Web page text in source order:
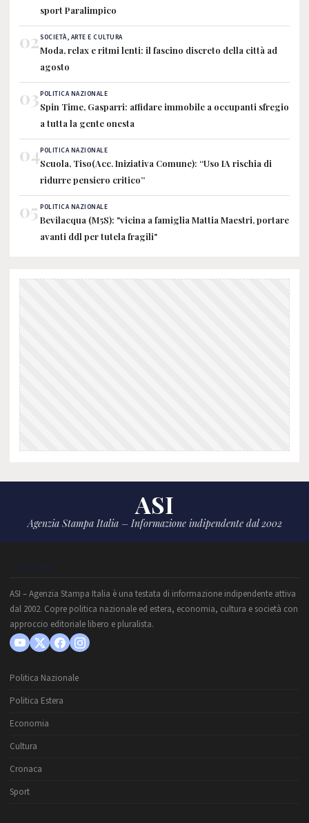
sport Paralimpico
02SOCIETÀ, ARTE E CULTURA
Moda, relax e ritmi lenti: il fascino discreto della città ad
agosto
03POLITICA NAZIONALE
Spin Time, Gasparri: affidare immobile a occupanti sfregio
a tutta la gente onesta
04POLITICA NAZIONALE
Scuola, Tiso(Acc. Iniziativa Comune): “Uso IA rischia di
ridurre pensiero critico”
05 POLITICA NAZIONALE
Bevilacqua (M5S): "vicina a famiglia Mattia Maestri, portare
avanti ddl per tutela fragili"
ASI
Agenzia Stampa Italia – Informazione indipendente dal 2002
CHI SIAMO
ASI – Agenzia Stampa Italia è una testata di informazione indipendente attiva
dal 2002. Copre politica nazionale ed estera, economia, cultura e società con
approccio editoriale libero e pluralista.
Politica Nazionale
Politica Estera
Economia
Cultura
Cronaca
Sport